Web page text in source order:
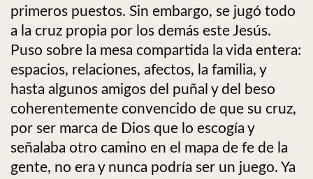
primeros puestos. Sin embargo, se jugó todo
a la cruz propia por los demás este Jesús.
Puso sobre la mesa compartida la vida entera:
espacios, relaciones, afectos, la familia, y
hasta algunos amigos del puñal y del beso
coherentemente convencido de que su cruz,
por ser marca de Dios que lo escogía y
señalaba otro camino en el mapa de fe de la
gente, no era y nunca podría ser un juego. Ya